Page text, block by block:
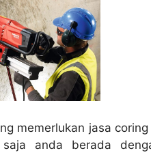
memerlukan jasa
saja anda berada